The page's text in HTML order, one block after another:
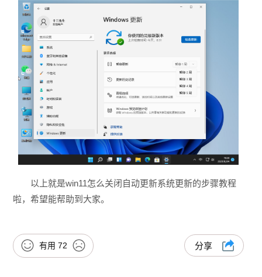
以上就是win11怎么关闭自动更新系统更新的步骤教程
啦，希望能帮助到大家。
有用 72 分享